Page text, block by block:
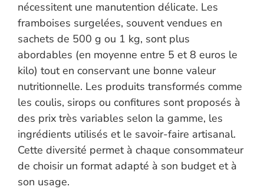
nécessitent une manutention délicate. Les
framboises surgelées, souvent vendues en
sachets de 500 g ou 1 kg, sont plus
abordables (en moyenne entre 5 et 8 euros le
kilo) tout en conservant une bonne valeur
nutritionnelle. Les produits transformés comme
les coulis, sirops ou confitures sont proposés à
des prix très variables selon la gamme, les
ingrédients utilisés et le savoir-faire artisanal.
Cette diversité permet à chaque consommateur
de choisir un format adapté à son budget et à
son usage.